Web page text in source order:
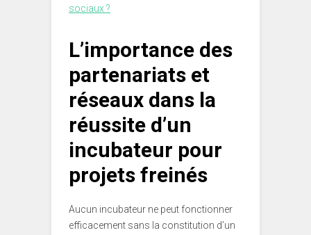
sociaux ?
L’importance des
partenariats et
réseaux dans la
réussite d’un
incubateur pour
projets freinés
Aucun incubateur ne peut fonctionner
efficacement sans la constitution d’un